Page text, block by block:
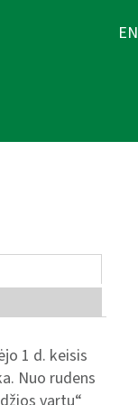
EN
1 d. keisis
Nuo rudens